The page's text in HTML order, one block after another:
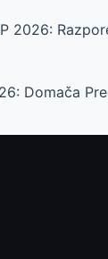
2026:
Domača